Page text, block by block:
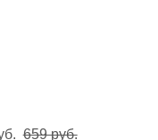
659 руб.